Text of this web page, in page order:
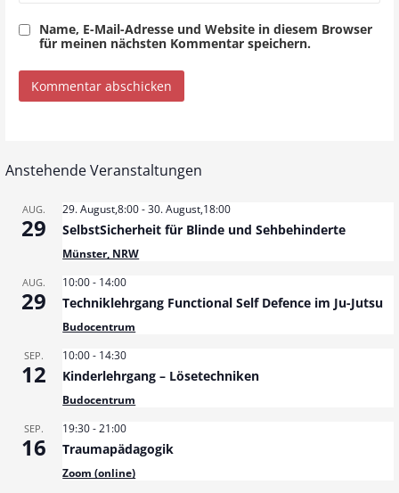
Name, E-Mail-Adresse und Website in diesem Browser
für meinen nächsten Kommentar speichern.
Anstehende Veranstaltungen
AUG.
29
29. August,8:00-30. August,18:00
SelbstSicherheit für Blinde und Sehbehinderte
Münster, NRW
AUG.
29
10:00- 14:00
Techniklehrgang Functional Self Defence im Ju-Jutsu
Budocentrum
SEP.
12
10:00- 14:30
Kinderlehrgang – Lösetechniken
Budocentrum
SEP.
16
19:30-21:00
Traumapädagogik
Zoom (online)